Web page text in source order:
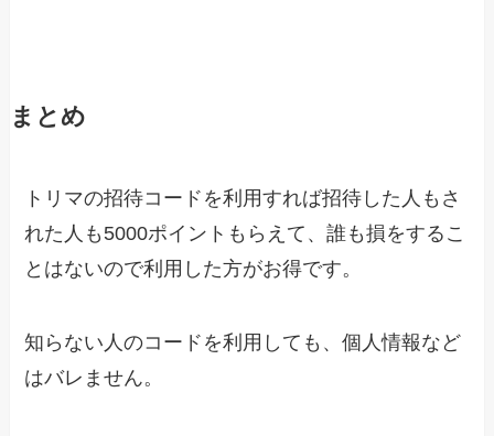
まとめ
トリマの招待コードを利用すれば招待した人もさ
れた人も5000ポイントもらえて、誰も損をするこ
とはないので利用した方がお得です。
知らない人のコードを利用しても、個人情報など
はバレません。